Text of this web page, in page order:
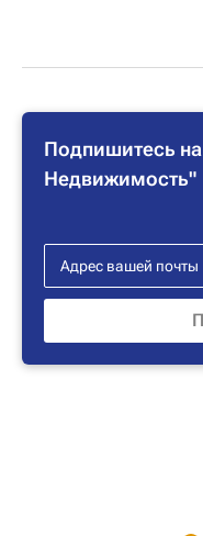
Подпишитесь
Недвижимость"